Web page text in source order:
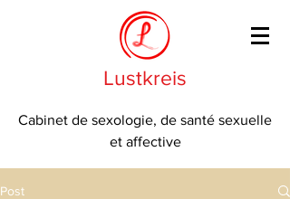
Lustkreis
Cabinet de sexologie, de santé sexuelle
et affective
Post